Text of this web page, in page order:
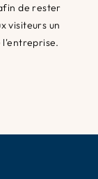
de rester
visiteurs un
l'entreprise.